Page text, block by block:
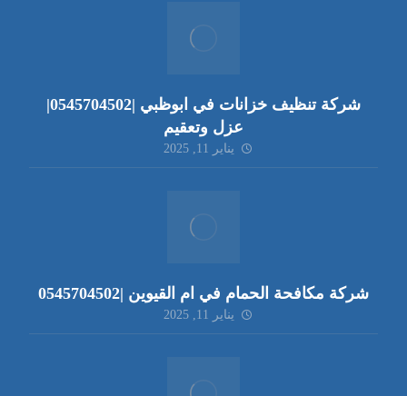
شركة تنظيف خزانات في ابوظبي |0545704502|
عزل وتعقيم
يناير 11, 2025
شركة مكافحة الحمام في ام القيوين |0545704502
يناير 11, 2025